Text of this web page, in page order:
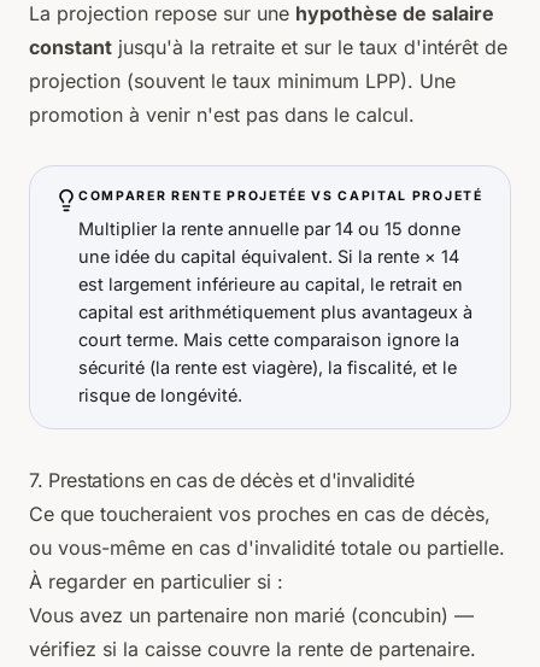
La projection repose sur une hypothèse de salaire
constant jusqu'à la retraite et sur le taux d'intérêt de
projection (souvent le taux minimum LPP). Une
promotion à venir n'est pas dans le calcul.
COMPARER RENTE PROJETÉE VS CAPITAL PROJETÉ
Multiplier la rente annuelle par 14 ou 15 donne
une idée du capital équivalent. Si la rente × 14
est largement inférieure au capital, le retrait en
capital est arithmétiquement plus avantageux à
court terme. Mais cette comparaison ignore la
sécurité (la rente est viagère), la fiscalité, et le
risque de longévité.
7. Prestations en cas de décès et d'invalidité
Ce que toucheraient vos proches en cas de décès,
ou vous-même en cas d'invalidité totale ou partielle.
À regarder en particulier si :
Vous avez un partenaire non marié (concubin) —
vérifiez si la caisse couvre la rente de partenaire.